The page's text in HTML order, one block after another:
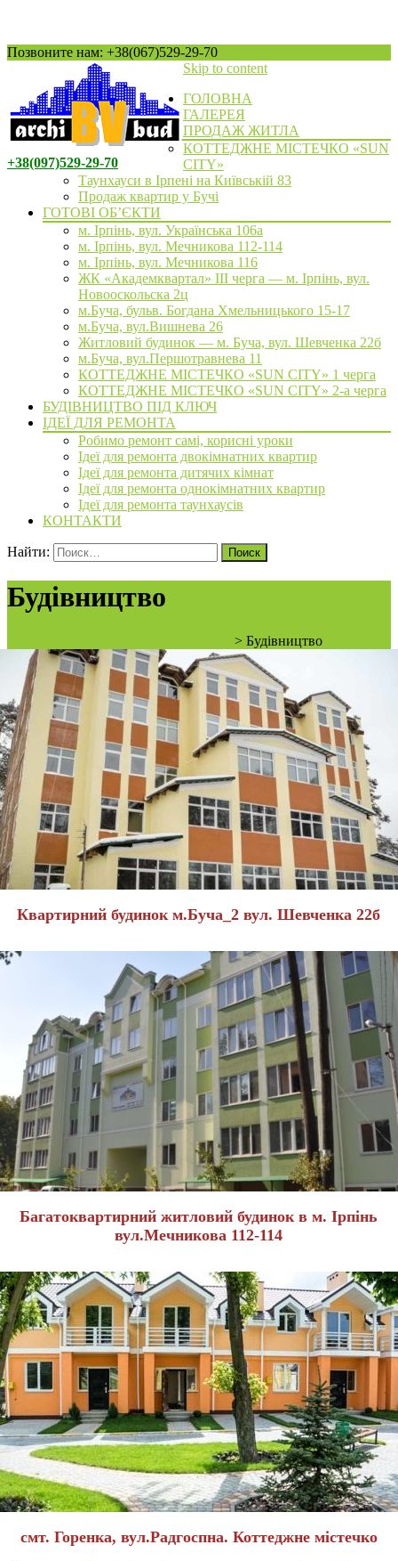
Позвоните нам: +38(067)529-29-70
+38(097)529-29-70
Skip to content
ГОЛОВНА
ГАЛЕРЕЯ
ПРОДАЖ ЖИТЛА
КОТТЕДЖНЕ МІСТЕЧКО «SUN
CITY»
Таунхауси в Ірпені на Київській 83
Продаж квартир у Бучі
ГОТОВІ ОБ’ЄКТИ
м. Ірпінь, вул. Українська 106а
м. Ірпінь, вул. Мечникова 112-114
м. Ірпінь, вул. Мечникова 116
ЖК «Академквартал» III черга — м. Ірпінь, вул.
Новооскольска 2ц
м.Буча, бульв. Богдана Хмельницького 15-17
м.Буча, вул.Вишнева 26
Житловий будинок — м. Буча, вул. Шевченка 22б
м.Буча, вул.Першотравнева 11
КОТТЕДЖНЕ МІСТЕЧКО «SUN CITY» 1 черга
КОТТЕДЖНЕ МІСТЕЧКО «SUN CITY» 2-а черга
БУДІВНИЦТВО ПІД КЛЮЧ
ІДЕЇ ДЛЯ РЕМОНТА
Робимо ремонт самі, корисні уроки
Ідеї для ремонта двокімнатних квартир
Ідеї для ремонта дитячих кімнат
Ідеї для ремонта однокімнатних квартир
Ідеї для ремонта таунхаусів
КОНТАКТИ
Найти:
Будівництво
> Будівництво
Квартирний будинок м.Буча_2 вул. Шевченка 22б
Багатоквартирний житловий будинок в м. Ірпінь
вул.Мечникова 112-114
смт. Горенка, вул.Радгоспна. Коттеджне містечко